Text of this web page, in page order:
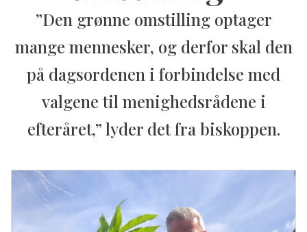
”Den grønne omstilling optager
mange mennesker, og derfor skal den
på dagsordenen i forbindelse med
valgene til menighedsrådene i
efteråret,” lyder det fra biskoppen.